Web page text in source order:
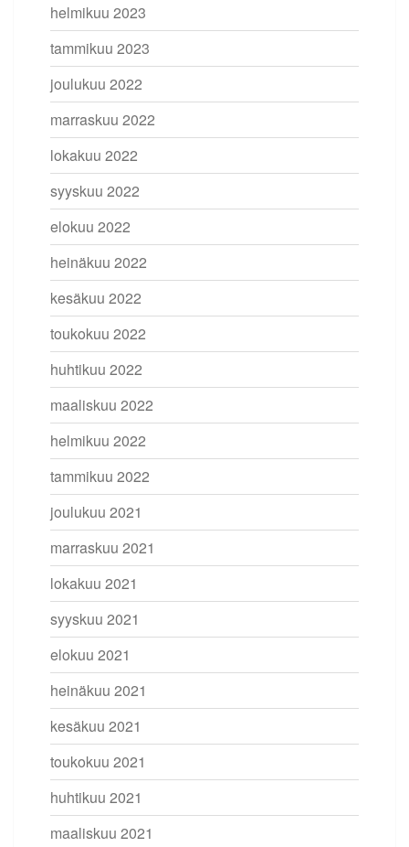
helmikuu 2023
tammikuu 2023
joulukuu 2022
marraskuu 2022
lokakuu 2022
syyskuu 2022
elokuu 2022
heinäkuu 2022
kesäkuu 2022
toukokuu 2022
huhtikuu 2022
maaliskuu 2022
helmikuu 2022
tammikuu 2022
joulukuu 2021
marraskuu 2021
lokakuu 2021
syyskuu 2021
elokuu 2021
heinäkuu 2021
kesäkuu 2021
toukokuu 2021
huhtikuu 2021
maaliskuu 2021